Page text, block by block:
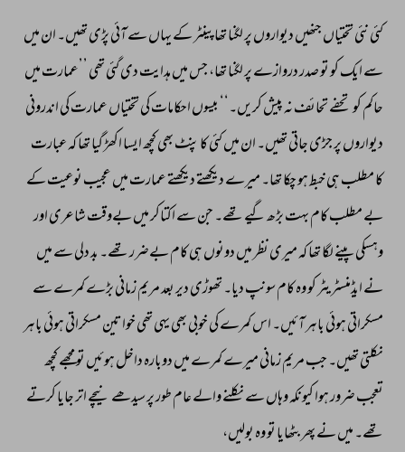
کئی نئی تختیاں جنھیں دیواروں پر لگنا تھا پینٹر کے یہاں سے آئی پڑی تھیں۔ ان میں
سے ایک کو تو صدر دروازے پر لگنا تھا، جس میں ہدایت دی گئی تھی ’’عمارت میں
حاکم کو تحفے تحائف نہ پیش کریں۔‘‘ بیسوں احکامات کی تختیاں عمارت کی اندرونی
دیواروں پر جڑی جاتی تھیں۔ ان میں کئی کا پنٹ بھی کچھ ایسا اکھڑ گیا تھا کہ عبارت
کا مطلب ہی خبط ہو چکا تھا۔ میرے دیکھتے دیکھتے عمارت میں عجیب نوعیت کے
بے مطلب کام بہت بڑھ گیے تھے۔ جن سے اکتاکر میں بےوقت شاعری اور
وہسکی پینے لگا تھا کہ میری نظر میں دونوں ہی کام بےضرر تھے۔ بد دلی سے میں
نے ایڈمنسٹریٹر کو وہ کام سونپ دیا۔ تھوڑی دیر بعد مریم زمانی بڑے کمرے سے
مسکراتی ہوئی باہر آئیں۔ اس کمرے کی خوبی بھی یہی تھی خواتین مسکراتی ہوئی باہر
نکلتی تھیں۔ جب مریم زمانی میرے کمرے میں دوبارہ داخل ہوئیں تو مجھے کچھ
تعجب ضرور ہوا کیونکہ وہاں سے نکلنے والے عام طور پر سیدھے نیچے اتر جایا کرتے
تھے۔ میں نے پھر بٹھایا تو وہ بولیں،